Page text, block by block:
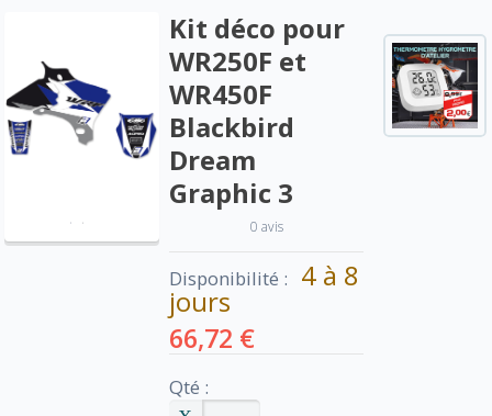
Kit déco pour
WR250F et
WR450F
Blackbird
Dream
Graphic 3
0 avis
Disponibilité : 4 à 8
jours
66,72 €
Qté :